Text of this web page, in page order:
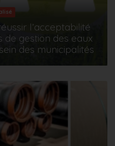
l’acceptabilité
de gestion des eaux
des municipalités